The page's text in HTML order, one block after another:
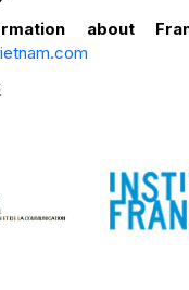
about